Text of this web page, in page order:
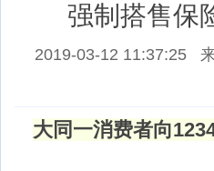
强制搭售保
2019-03-12 11:37:25
大同一消费者向